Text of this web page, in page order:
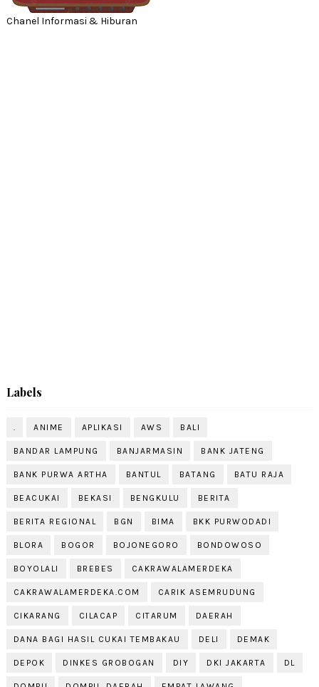
Chanel Informasi & Hiburan
Labels
. ANIME APLIKASI AWS BALI
BANDAR LAMPUNG BANJARMASIN BANK JATENG
BANK PURWA ARTHA BANTUL BATANG BATU RAJA
BEACUKAI BEKASI BENGKULU BERITA
BERITA REGIONAL BGN BIMA BKK PURWODADI
BLORA BOGOR BOJONEGORO BONDOWOSO
BOYOLALI BREBES CAKRAWALAMERDEKA
CAKRAWALAMERDEKA.COM CARIK ASEMRUDUNG
CIKARANG CILACAP CITARUM DAERAH
DANA BAGI HASIL CUKAI TEMBAKAU DELI DEMAK
DEPOK DINKES GROBOGAN DIY DKI JAKARTA DL